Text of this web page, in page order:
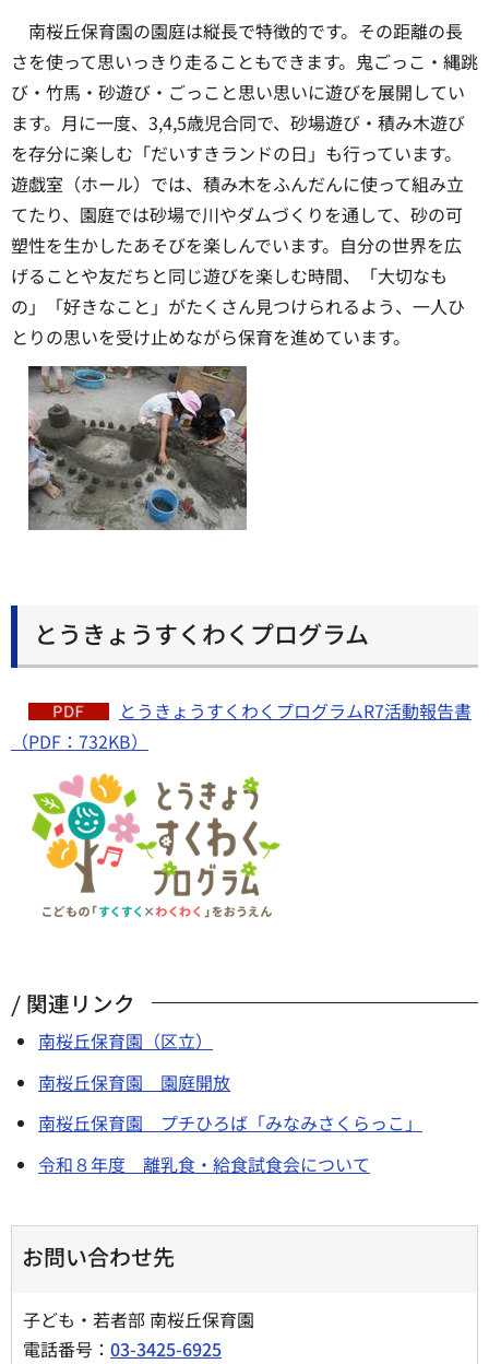
南桜丘保育園の園庭は縦長で特徴的です。その距離の長
さを使って思いっきり走ることもできます。鬼ごっこ・縄跳
び・竹馬・砂遊び・ごっこと思い思いに遊びを展開してい
ます。月に一度、3,4,5歳児合同で、砂場遊び・積み木遊び
を存分に楽しむ「だいすきランドの日」も行っています。
遊戯室（ホール）では、積み木をふんだんに使って組み立
てたり、園庭では砂場で川やダムづくりを通して、砂の可
塑性を生かしたあそびを楽しんでいます。自分の世界を広
げることや友だちと同じ遊びを楽しむ時間、「大切なも
の」「好きなこと」がたくさん見つけられるよう、一人ひ
とりの思いを受け止めながら保育を進めています。
とうきょうすくわくプログラム
とうきょうすくわくプログラムR7活動報告書
（PDF：732KB）
関連リンク
南桜丘保育園（区立）
南桜丘保育園 園庭開放
南桜丘保育園 プチひろば「みなみさくらっこ」
令和８年度 離乳食・給食試食会について
お問い合わせ先
子ども・若者部 南桜丘保育園
電話番号： 03-3425-6925